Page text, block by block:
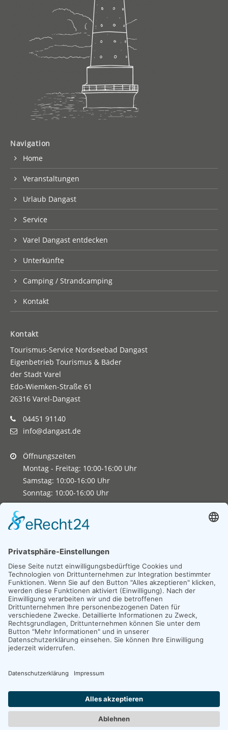
Navigation
Home
Veranstaltungen
Urlaub Dangast
Service
Varel Dangast entdecken
Unterkünfte
Camping / Strandcamping
Kontakt
Kontakt
Tourismus-Service Nordseebad Dangast
Eigenbetrieb Tourismus & Bäder
der Stadt Varel
Edo-Wiemken-Straße 61
26316 Varel-Dangast
04451 91140
info@dangast.de
Öffnungszeiten
Montag - Freitag: 10:00-16:00 Uhr
Samstag: 10:00-16:00 Uhr
Sonntag: 10:00-16:00 Uhr
Impressum
Datenschutz
Unexpected Application Error!
crypto.randomUUID is not a function
TypeError: crypto.randomUUID is not a function
at JS.mc.suspense (https://search-
at https://search-interface.branchly.io/
at https://search-interface.branchly.io/
at https://search-interface.branchly.io/
at https://search-interface.branchly.io/
at https://search-interface.branchly.io/